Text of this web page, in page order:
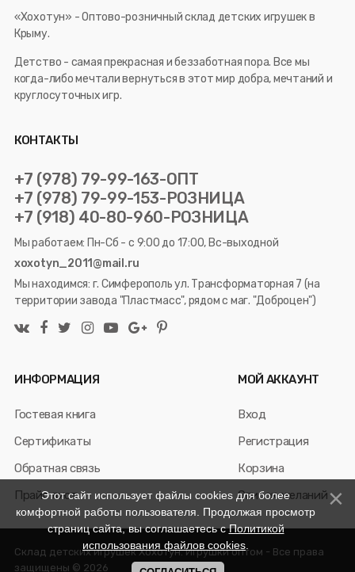
«Хохотун» - Оптово-розничный склад детских игрушек в
Крыму.
Детство - самая прекрасная и беззаботная пора. Все мы
когда-либо мечтали вернуться в этот мир добра, мечтаний и
круглосуточных игр.
КОНТАКТЫ
+7 (978) 79-99-163-ОПТ
+7 (978) 79-99-153-РОЗНИЦА
+7 (918) 40-80-960-РОЗНИЦА
Мы работаем: Пн-Сб - с 9:00 до 17:00, Вс-выходной
xoxotyn_2011@mail.ru
Мы находимся: г. Симферополь ул. Трансформаторная 7 (на
территории завода "Пластмасс", рядом с маг. "Доброцен")
ИНФОРМАЦИЯ
Гостевая книга
Сертификаты
Обратная связь
Прайс лист
МОЙ АККАУНТ
Вход
Регистрация
Корзина
Список желаний
Склад детских игрушек Хохотун. Игрушки оптом - Все права
защищены © 2026
Этот сайт использует файлы cookies для более
комфортной работы пользователя. Продолжая просмотр
страниц сайта, вы соглашаетесь сПолитикой
использования файлов cookies